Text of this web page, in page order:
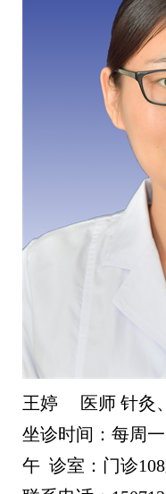
王婷 医师 针灸
坐诊时间：每周
午 诊室：门诊